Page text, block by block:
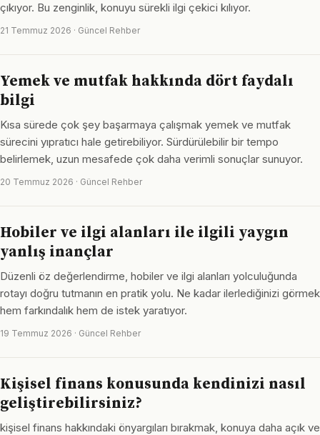
çıkıyor. Bu zenginlik, konuyu sürekli ilgi çekici kılıyor.
21 Temmuz 2026 · Güncel Rehber
Yemek ve mutfak hakkında dört faydalı
bilgi
Kısa sürede çok şey başarmaya çalışmak yemek ve mutfak
sürecini yıpratıcı hale getirebiliyor. Sürdürülebilir bir tempo
belirlemek, uzun mesafede çok daha verimli sonuçlar sunuyor.
20 Temmuz 2026 · Güncel Rehber
Hobiler ve ilgi alanları ile ilgili yaygın
yanlış inançlar
Düzenli öz değerlendirme, hobiler ve ilgi alanları yolculuğunda
rotayı doğru tutmanın en pratik yolu. Ne kadar ilerlediğinizi görmek
hem farkındalık hem de istek yaratıyor.
19 Temmuz 2026 · Güncel Rehber
Kişisel finans konusunda kendinizi nasıl
geliştirebilirsiniz?
kişisel finans hakkındaki önyargıları bırakmak, konuya daha açık ve